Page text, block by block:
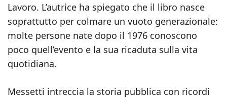
Lavoro. L’autrice ha spiegato che il libro nasce
soprattutto per colmare un vuoto generazionale:
molte persone nate dopo il 1976 conoscono
poco quell’evento e la sua ricaduta sulla vita
quotidiana.
Messetti intreccia la storia pubblica con ricordi